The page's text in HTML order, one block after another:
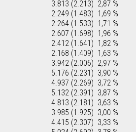
3.813 (2.213) 2,87 %
2.249 (1.483) 1,69 %
2.264 (1.533) 1,71 %
2.607 (1.698) 1,96 %
2.412 (1.641) 1,82 %
2.168 (1.409) 1,63 %
3.942 (2.006) 2,97 %
5.176 (2.231) 3,90 %
4.937 (2.269) 3,72 %
5.132 (2.391) 3,87 %
4.813 (2.181) 3,63 %
3.985 (1.925) 3,00 %
4.415 (2.307) 3,33 %